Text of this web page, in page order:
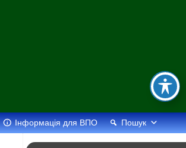
Інформація для ВПО Пошук